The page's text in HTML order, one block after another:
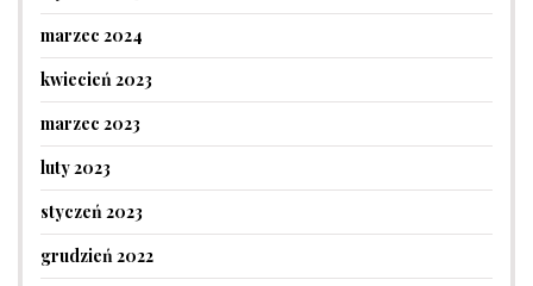
marzec 2024
kwiecień 2023
marzec 2023
luty 2023
styczeń 2023
grudzień 2022